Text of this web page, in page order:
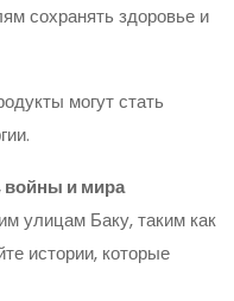
сохранять здоровье и
могут стать
войны и мира
улицам Баку, таким как
истории, которые